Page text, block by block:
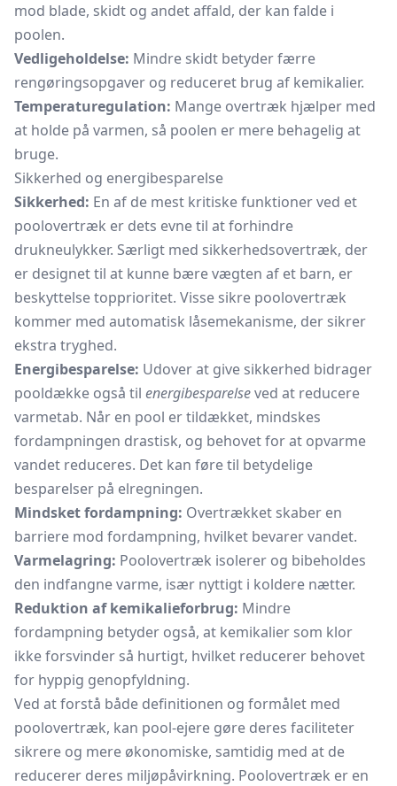
mod blade, skidt og andet affald, der kan falde i
poolen.
Vedligeholdelse: Mindre skidt betyder færre
rengøringsopgaver og reduceret brug af kemikalier.
Temperaturegulation: Mange overtræk hjælper med
at holde på varmen, så poolen er mere behagelig at
bruge.
Sikkerhed og energibesparelse
Sikkerhed: En af de mest kritiske funktioner ved et
poolovertræk er dets evne til at forhindre
drukneulykker. Særligt med sikkerhedsovertræk, der
er designet til at kunne bære vægten af et barn, er
beskyttelse topprioritet. Visse sikre poolovertræk
kommer med automatisk låsemekanisme, der sikrer
ekstra tryghed.
Energibesparelse: Udover at give sikkerhed bidrager
pooldække også til energibesparelseved at reducere
varmetab. Når en pool er tildækket, mindskes
fordampningen drastisk, og behovet for at opvarme
vandet reduceres. Det kan føre til betydelige
besparelser på elregningen.
Mindsket fordampning: Overtrækket skaber en
barriere mod fordampning, hvilket bevarer vandet.
Varmelagring: Poolovertræk isolerer og bibeholdes
den indfangne varme, især nyttigt i koldere nætter.
Reduktion af kemikalieforbrug: Mindre
fordampning betyder også, at kemikalier som klor
ikke forsvinder så hurtigt, hvilket reducerer behovet
for hyppig genopfyldning.
Ved at forstå både definitionen og formålet med
poolovertræk, kan pool-ejere gøre deres faciliteter
sikrere og mere økonomiske, samtidig med at de
reducerer deres miljøpåvirkning. Poolovertræk er en